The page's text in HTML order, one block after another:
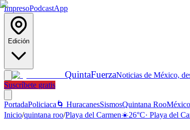
ImpresoPodcastApp
Edición
QuintaFuerzaNoticias de México,
Suscríbete gratis
PortadaPoliciaca 🌀 HuracanesSismosQuintana RooMéxico
Inicio/quintana roo/Playa del Carmen☀️26°C· Playa del